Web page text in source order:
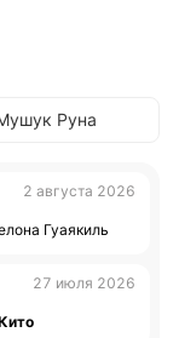
Руна
2 августа 2026
Гуаякиль
27 июля 2026